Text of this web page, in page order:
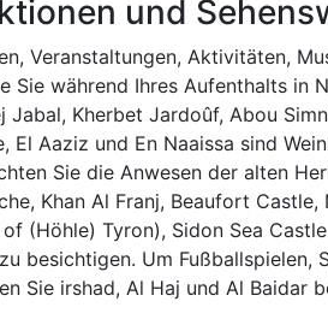
und
Veranstaltungen, Aktivitäten,
Sie während Ihres Aufenthalts in
Jabal, Kherbet Jardoûf, Abou
El Aaziz und En Naaissa sind
Sie die Anwesen der alten
Khan Al Franj, Beaufort
(Höhle) Tyron), Sidon Sea
besichtigen. Um Fußballspielen,
Sie irshad, Al Haj und Al Baidar